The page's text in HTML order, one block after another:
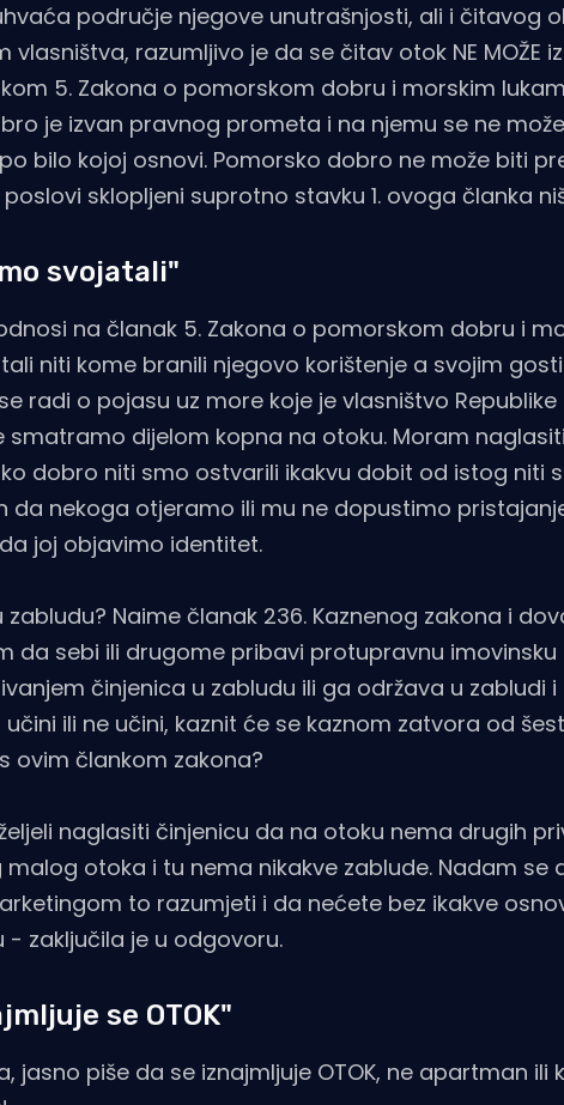
područje njegove unutrašnjosti, ali i čitavog
razumljivo je da se čitav otok NE MOŽE
5. Zakona o pomorskom dobru i morskim
je izvan pravnog prometa i na njemu se ne
bilo kojoj osnovi. Pomorsko dobro ne može biti
sklopljeni suprotno stavku 1. ovoga članka
svojatali"
na članak 5. Zakona o pomorskom dobru i
niti kome branili njegovo korištenje a svojim
radi o pojasu uz more koje je vlasništvo Republike
dijelom kopna na otoku. Moram
dobro niti smo ostvarili ikakvu dobit od istog niti
da nekoga otjeramo ili mu ne dopustimo
joj objavimo identitet.
Naime članak 236. Kaznenog zakona i
da sebi ili drugome pribavi protupravnu
činjenica u zabludu ili ga održava u zabludi
ili ne učini, kaznit će se kaznom zatvora od
ovim člankom zakona?
naglasiti činjenicu da na otoku nema drugih
otoka i tu nema nikakve zablude. Nadam se
to razumjeti i da nećete bez ikakve
zaključila je u odgovoru.
se OTOK"
jasno piše da se iznajmljuje OTOK, ne apartman ili